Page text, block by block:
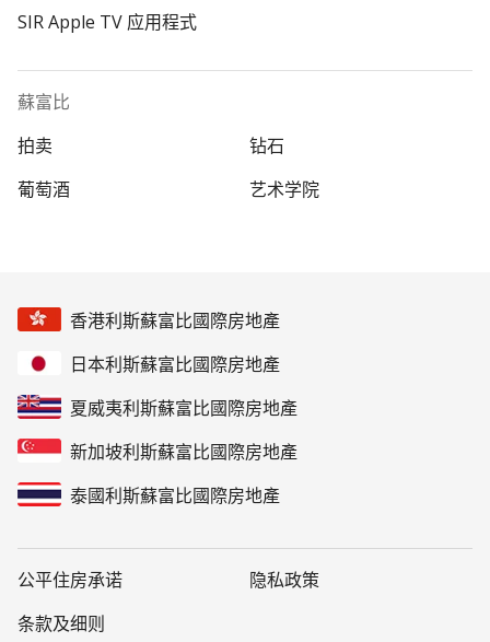
SIR Apple TV 应用程式
蘇富比
拍卖
钻石
葡萄酒
艺术学院
香港利斯蘇富比國際房地產
日本利斯蘇富比國際房地產
夏威夷利斯蘇富比國際房地產
新加坡利斯蘇富比國際房地產
泰國利斯蘇富比國際房地產
公平住房承诺
隐私政策
条款及细则